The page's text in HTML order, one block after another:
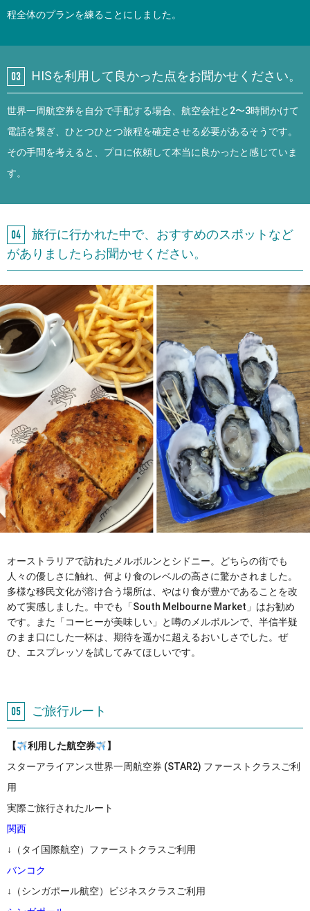
程全体のプランを練ることにしました。
HISを利用して良かった点をお聞かせください。
世界一周航空券を自分で手配する場合、航空会社と2〜3時間かけて
電話を繋ぎ、ひとつひとつ旅程を確定させる必要があるそうです。
その手間を考えると、プロに依頼して本当に良かったと感じていま
す。
旅行に行かれた中で、おすすめのスポットなど
がありましたらお聞かせください。
オーストラリアで訪れたメルボルンとシドニー。どちらの街でも
人々の優しさに触れ、何より食のレベルの高さに驚かされました。
多様な移民文化が溶け合う場所は、やはり食が豊かであることを改
めて実感しました。中でも「South Melbourne Market」はお勧め
です。また「コーヒーが美味しい」と噂のメルボルンで、半信半疑
のまま口にした一杯は、期待を遥かに超えるおいしさでした。ぜ
ひ、エスプレッソを試してみてほしいです。
ご旅行ルート
【 利用した航空券
】
スターアライアンス世界一周航空券 (STAR2) ファーストクラスご利
用
実際ご旅行されたルート
関西
↓（タイ国際航空）ファーストクラスご利用
バンコク
↓（シンガポール航空）ビジネスクラスご利用